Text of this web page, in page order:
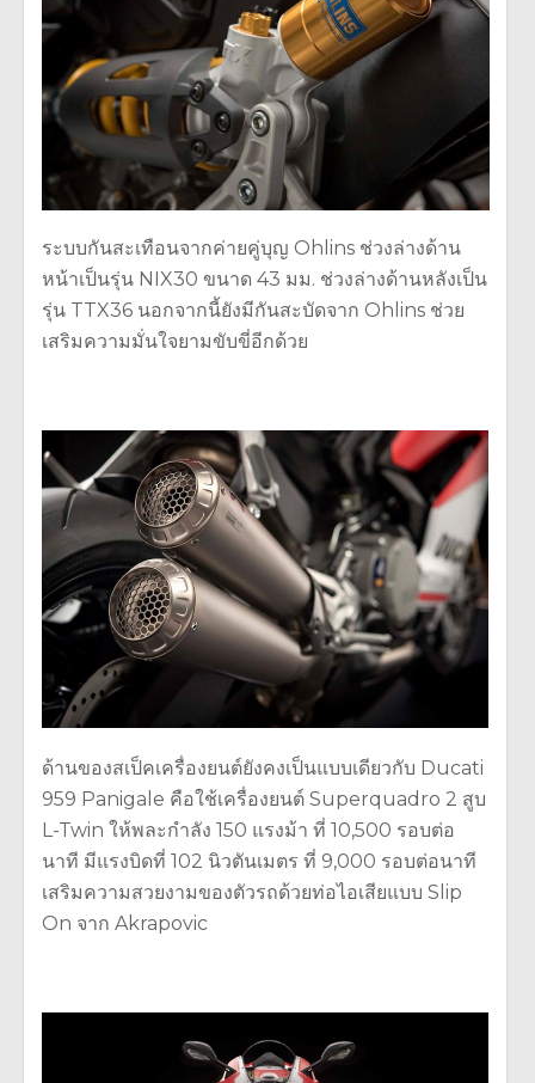
ระบบกันสะเทือนจากค่ายคู่บุญ Ohlins ช่วงล่างด้าน
หน้าเป็นรุ่น NIX30 ขนาด 43 มม. ช่วงล่างด้านหลังเป็น
รุ่น TTX36 นอกจากนี้ยังมีกันสะบัดจาก Ohlins ช่วย
เสริมความมั่นใจยามขับขี่อีกด้วย
ด้านของสเป็คเครื่องยนต์ยังคงเป็นแบบเดียวกับ Ducati
959 Panigale คือใช้เครื่องยนต์ Superquadro 2 สูบ
L-Twin ให้พละกำลัง 150 แรงม้า ที่ 10,500 รอบต่อ
นาที มีแรงบิดที่ 102 นิวตันเมตร ที่ 9,000 รอบต่อนาที
เสริมความสวยงามของตัวรถด้วยท่อไอเสียแบบ Slip
On จาก Akrapovic